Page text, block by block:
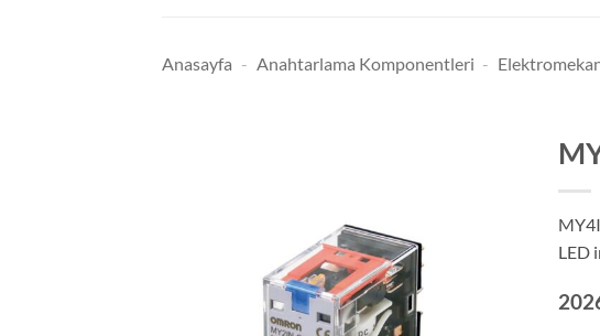
Anasayfa - Anahtarlama Komponentleri -
LED